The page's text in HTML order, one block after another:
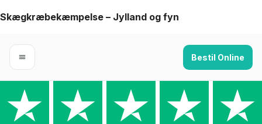
Skip
content
Skægkræbekæmpelse – Jylland og fyn
Bestil Online